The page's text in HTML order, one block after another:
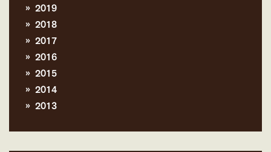
2019
2018
2017
2016
2015
2014
2013